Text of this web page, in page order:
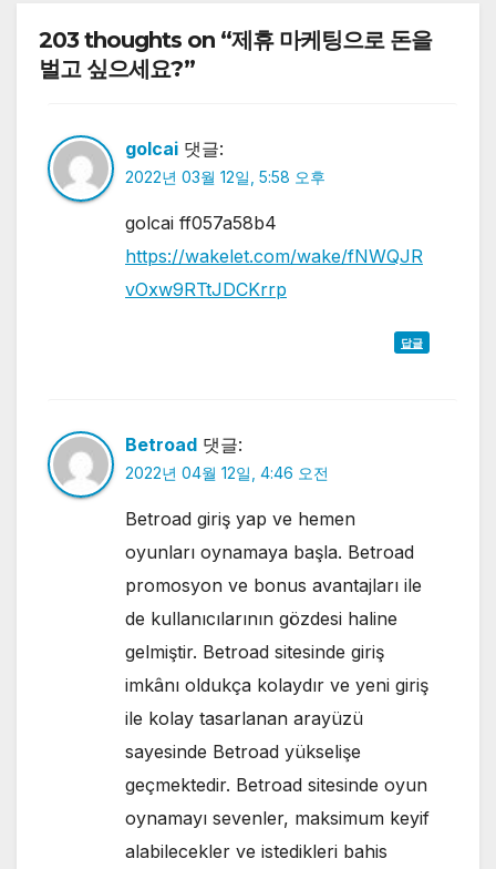
203 thoughts on “제휴 마케팅으로 돈을
벌고 싶으세요?”
golcai 댓글:
2022년 03월 12일, 5:58 오후
golcai ff057a58b4
https://wakelet.com/wake/fNWQJR
vOxw9RTtJDCKrrp
답글
Betroad 댓글:
2022년 04월 12일, 4:46 오전
Betroad giriş yap ve hemen
oyunları oynamaya başla. Betroad
promosyon ve bonus avantajları ile
de kullanıcılarının gözdesi haline
gelmiştir. Betroad sitesinde giriş
imkânı oldukça kolaydır ve yeni giriş
ile kolay tasarlanan arayüzü
sayesinde Betroad yükselişe
geçmektedir. Betroad sitesinde oyun
oynamayı sevenler, maksimum keyif
alabilecekler ve istedikleri bahis